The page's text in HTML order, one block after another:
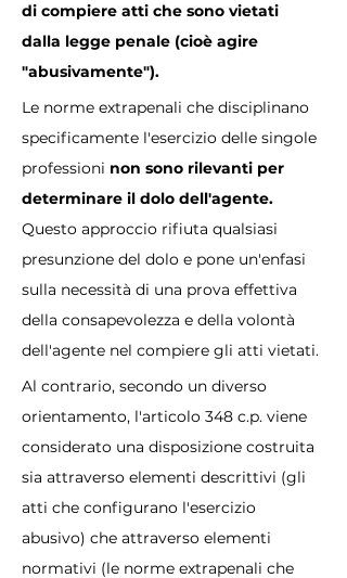
di compiere atti che sono vietati
dalla legge penale (cioè agire
"abusivamente").
Le norme extrapenali che disciplinano
specificamente l'esercizio delle singole
professioni non sono rilevanti per
determinare il dolo dell'agente.
Questo approccio rifiuta qualsiasi
presunzione del dolo e pone un'enfasi
sulla necessità di una prova effettiva
della consapevolezza e della volontà
dell'agente nel compiere gli atti vietati.
Al contrario, secondo un diverso
orientamento, l'articolo 348 c.p. viene
considerato una disposizione costruita
sia attraverso elementi descrittivi (gli
atti che configurano l'esercizio
abusivo) che attraverso elementi
normativi (le norme extrapenali che